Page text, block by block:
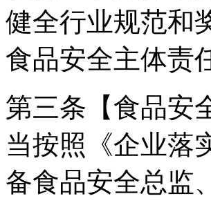
健全行业规范和
食品安全主体责
第三条【食品安
当按照《企业落
备食品安全总监